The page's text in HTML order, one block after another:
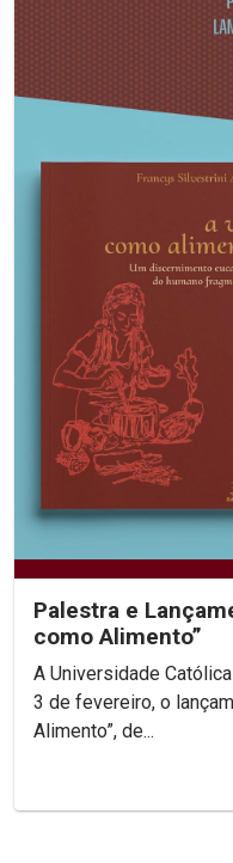
Palestra e
como Alimento”
A Universidade
3 de fevereiro, o
Alimento”, de...